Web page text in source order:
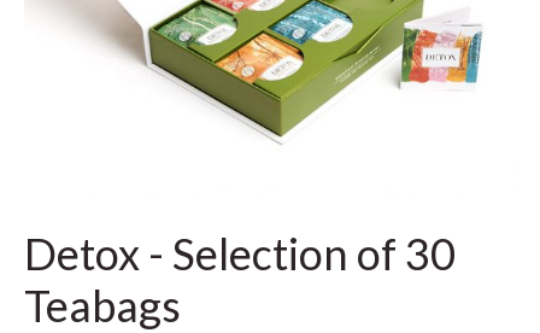
Detox - Selection of 30
Teabags